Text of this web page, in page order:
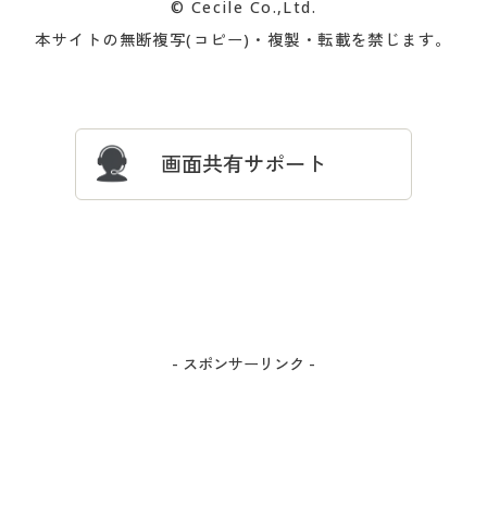
プレゼント＆キャンペーン サイトマップ
ついて
忘れの場合
© Cecile Co.,Ltd.
本サイトの無断複写(コピー)・複製・転載を禁じます。
画面共有サポート
- スポンサーリンク -